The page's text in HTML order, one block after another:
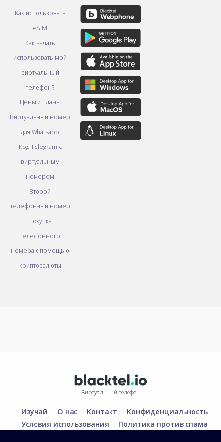
Как использовать
eSIM
Как начать
использовать мой
виртуальный
телефон?
Цены и планы
Виртуальный номер
для Whatsapp
Код Telegram с
виртуальным
номером
Второй
телефонный номер
Покупка
телефонного
номера с помощью
криптовалюты
Виртуальный телефон
Изучай О нас Контакт
Конфиденциальность
Условия использования
Политика против спама